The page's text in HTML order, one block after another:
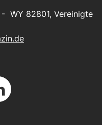
WY 82801, Vereinigte